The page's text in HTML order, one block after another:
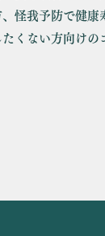
怪我予防で健
くない方向けの